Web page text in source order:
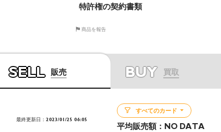
特許権の契約書類
商品を報告
SELL 販売 BUY 買取
最終更新日：2023/01/25 06:05
すべてのカード
平均販売額： NO DATA